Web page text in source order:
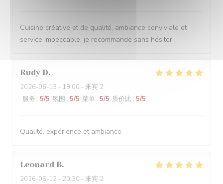
Cuisine créative et de qualité, ambiance conviviale et
service impeccable, je recommande sans hésiter.
Rudy D
2026-06-13 - 19:00 - 来宾 2
服务 : 5/5 氛围 : 5/5 菜单 : 5/5 质价比 : 5/5
Qualité, expérience et ambiance
Leonard B
2026-06-12 - 20:30 - 来宾 2